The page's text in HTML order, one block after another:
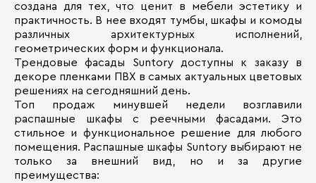
создана для тех, что ценит в мебели эстетику и
практичность. В нее входят тумбы, шкафы и комоды
различных архитектурных исполнений,
геометрических форм и функционала.
Трендовые фасады Suntory доступны к заказу в
декоре пленками ПВХ в самых актуальных цветовых
решениях на сегодняшний день.
Топ продаж минувшей недели возглавили
распашные шкафы с реечными фасадами. Это
стильное и функциональное решение для любого
помещения. Распашные шкафы Suntory выбирают не
только за внешний вид, но и за другие
преимущества: